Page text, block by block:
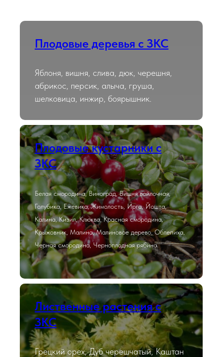
Плодовые деревья с ЗКС
Яблоня, вишня, слива, дюк, черешня,
абрикос, персик, алыча, груша,
шелковица, инжир, боярышник.
Плодовые кустарники с
ЗКС
Белая смородина, Виноград, Вишня войлочная,
Голубика, Ежевика, Жимолость, Ирга, Йошта,
Калина, Кизил, Клюква, Красная смородина,
Крыжовник, Малина, Малиновое дерево, Облепиха,
Черная смородина, Черноплодная рябина.
Лиственные растения с
ЗКС
Грецкий орех, Дуб черешчатый, Каштан